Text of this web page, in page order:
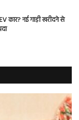
कार? नई गाड़ी खरीदने से